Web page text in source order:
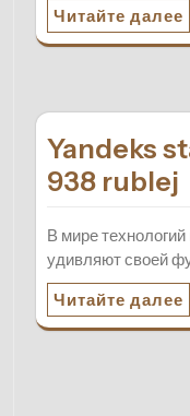
Читайте далее
Yandeks
938 rublej
В мире
удивляют своей
Читайте далее